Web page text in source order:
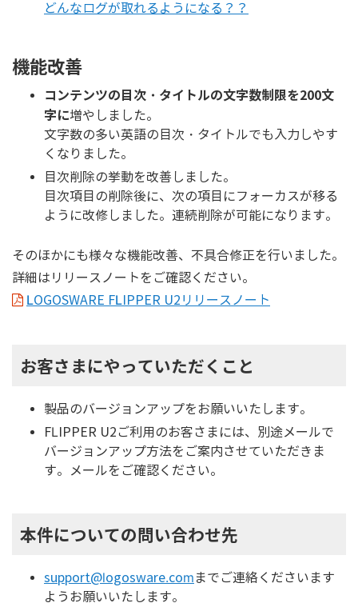
どんなログが取れるようになる？？
機能改善
コンテンツの目次・タイトルの文字数制限を200文
字に増やしました。
文字数の多い英語の目次・タイトルでも入力しやす
くなりました。
目次削除の挙動を改善しました。
目次項目の削除後に、次の項目にフォーカスが移る
ように改修しました。連続削除が可能になります。
そのほかにも様々な機能改善、不具合修正を行いました。
詳細はリリースノートをご確認ください。
LOGOSWARE FLIPPER U2リリースノート
お客さまにやっていただくこと
製品のバージョンアップをお願いいたします。
FLIPPER U2ご利用のお客さまには、別途メールで
バージョンアップ方法をご案内させていただきま
す。メールをご確認ください。
本件についての問い合わせ先
support@logosware.com までご連絡くださいます
ようお願いいたします。